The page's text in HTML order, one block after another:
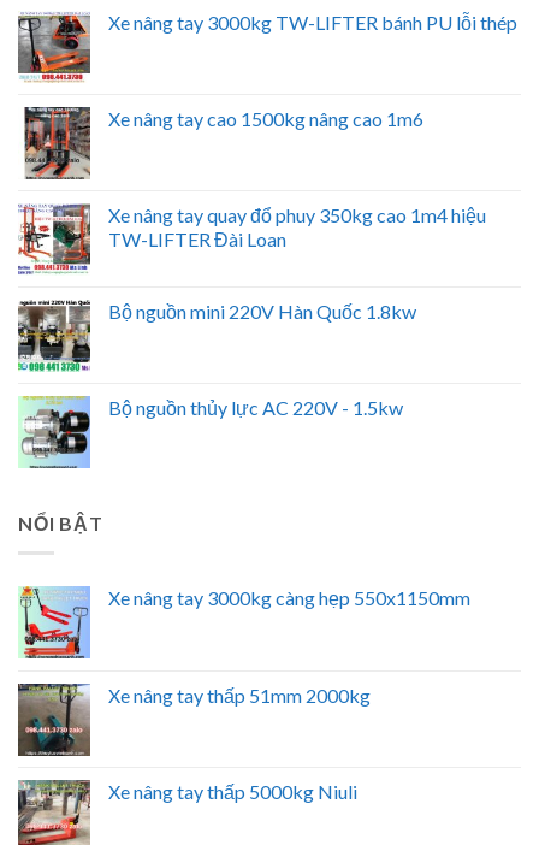
Xe nâng tay 3000kg TW-LIFTER bánh PU lỗi thép
Xe nâng tay cao 1500kg nâng cao 1m6
Xe nâng tay quay đổ phuy 350kg cao 1m4 hiệu
TW-LIFTER Đài Loan
Bộ nguồn mini 220V Hàn Quốc 1.8kw
Bộ nguồn thủy lực AC 220V - 1.5kw
NỔI BẬT
Xe nâng tay 3000kg càng hẹp 550x1150mm
Xe nâng tay thấp 51mm 2000kg
Xe nâng tay thấp 5000kg Niuli